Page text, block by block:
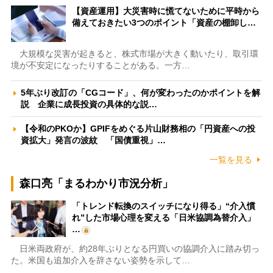
【資産運用】大災害時に慌てないために平時から
備えておきたい3つのポイント「資産の棚卸し…
大規模な災害が起きると、株式市場が大きく動いたり、取引環
境が不安定になったりすることがある。一方…
5年ぶり改訂の「CGコード」、何が変わったのかポイントを解
説 企業に成長投資の具体的な説…
【令和のPKOか】GPIFをめぐる片山財務相の「円資産への投
資拡大」発言の波紋 「国債重視」…
一覧を見る
森口亮「まるわかり市況分析」
「トレンド転換のスイッチになり得る」“介入慣
れ”した市場心理を変える「日米協調為替介入」
…
日米両政府が、約28年ぶりとなる円買いの協調介入に踏み切っ
た。米国も追加介入を辞さない姿勢を示して…